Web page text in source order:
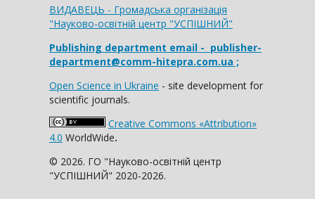
ВИДАВЕЦЬ - Громадська організація
"Науково-освітній центр "УСПІШНИЙ"
Publishing department email - publisher-
department@comm-hitepra.com.ua ;
Open Science in Ukraine - site development for
scientific journals.
Creative Commons «Attribution»
4.0 WorldWide.
© 2026. ГО "Науково-освітній центр
"УСПІШНИЙ" 2020-2026.